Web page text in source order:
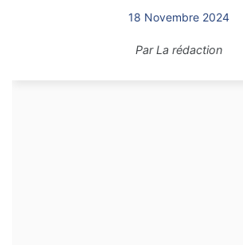
18 Novembre 2024
ParLa rédaction